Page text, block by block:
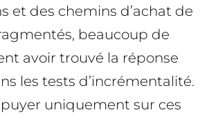
et des chemins d’achat de
beaucoup de
avoir trouvé la réponse
les tests d’incrémentalité.
uniquement sur ces